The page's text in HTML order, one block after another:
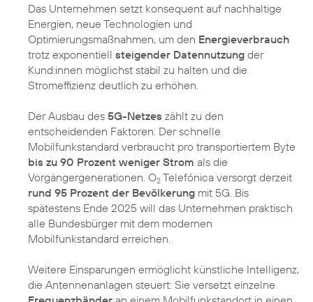
Das Unternehmen setzt konsequent auf nachhaltige
Energien, neue Technologien und
Optimierungsmaßnahmen, um den Energieverbrauch
trotz exponentiell steigender Datennutzung der
Kund:innen möglichst stabil zu halten und die
Stromeffizienz deutlich zu erhöhen.
Der Ausbau des 5G-Netzes zählt zu den
entscheidenden Faktoren. Der schnelle
Mobilfunkstandard verbraucht pro transportiertem Byte
bis zu 90 Prozent weniger Strom als die
Vorgängergenerationen. O2 Telefónica versorgt derzeit
rund 95 Prozent der Bevölkerung mit 5G. Bis
spätestens Ende 2025 will das Unternehmen praktisch
alle Bundesbürger mit dem modernen
Mobilfunkstandard erreichen.
Weitere Einsparungen ermöglicht künstliche Intelligenz,
die Antennenanlagen steuert: Sie versetzt einzelne